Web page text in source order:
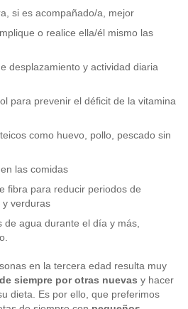
si es acompañado/a, mejor
o realice ella/él mismo las
desplazamiento y actividad diaria
para prevenir el déficit de la vitamina
como huevo, pollo, pescado sin
las comidas
fibra para reducir periodos de
y verduras
de agua durante el día y más,
en la tercera edad resulta muy
siempre por otras nuevas y hacer
dieta. Es por ello, que preferimos